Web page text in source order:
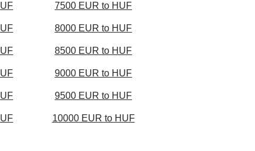
7500 EUR to HUF
8000 EUR to HUF
8500 EUR to HUF
9000 EUR to HUF
9500 EUR to HUF
10000 EUR to HUF